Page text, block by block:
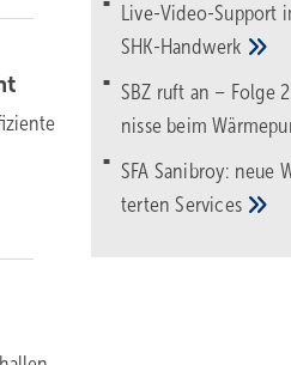
Live-Video-Support
SHK-Handwerk
SBZ ruft an – Folge
nisse beim
SFA Sanibroy:
tertenServices